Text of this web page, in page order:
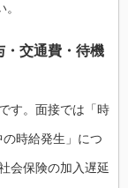
交通費・待機
す。面接では「時
時給発生」につ
会保険の加入遅延